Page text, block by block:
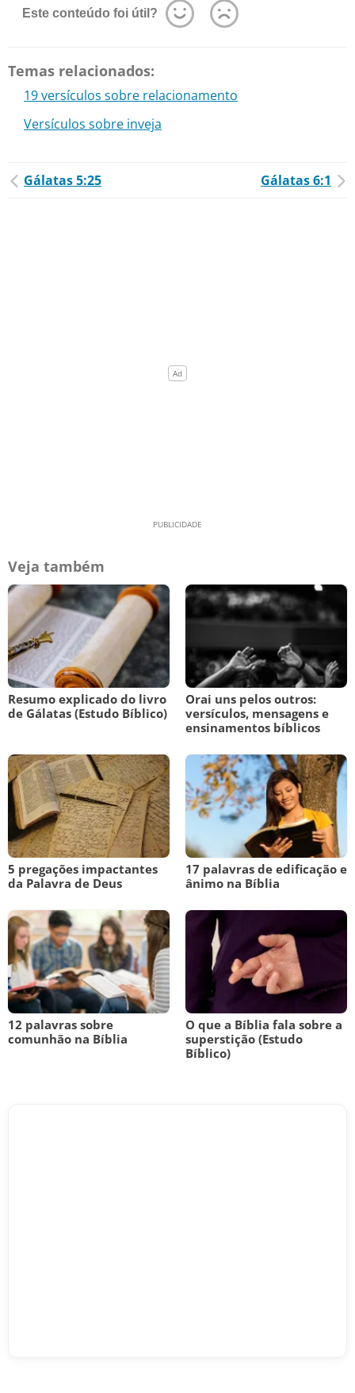
Este conteúdo foi útil?
Temas relacionados:
19 versículos sobre relacionamento
Versículos sobre inveja
Gálatas 5:25 Gálatas 6:1
Veja também
Resumo explicado do livro
de Gálatas (Estudo Bíblico)
Orai uns pelos outros:
versículos, mensagens e
ensinamentos bíblicos
5 pregações impactantes
da Palavra de Deus
17 palavras de edificação e
ânimo na Bíblia
12 palavras sobre
comunhão na Bíblia
O que a Bíblia fala sobre a
superstição (Estudo
Bíblico)